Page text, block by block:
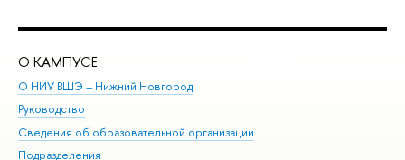
О КАМПУСЕ
О НИУ ВШЭ – Нижний Новгород
Руководство
Сведения об образовательной организации
Подразделения